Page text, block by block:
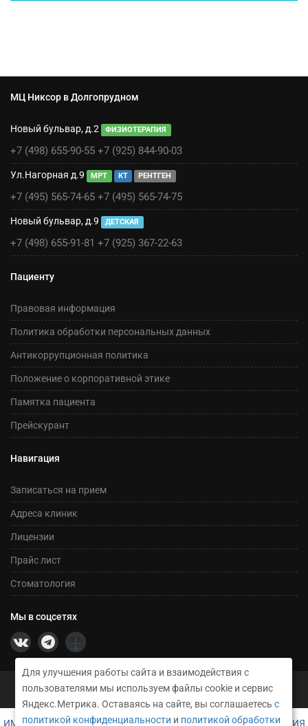
Для улучшения работы сайта и взаимодействия с
пользователями мы используем файлы cookie и сервис
Яндекс.Метрика. Оставаясь на сайте, вы соглашаетесьс
политикой конфиденциальности и политикой обработки
МЦ Никсор в Долгопрудном
Новый бульвар, д.2 ФИЗИОТЕРАПИЯ
+7 (498) 655-90-55 +7 (925) 844-90-03
Ул.Нагорная д.9 МРТ КТ РЕНТГЕН
+7 (495) 565-74-65 +7 (495) 565-74-75
Новый бульвар, д.9 ДЕТСКАЯ
+7 (498) 655-91-81 +7 (925) 367-22-63
Пациенту
Правовая информация
Политика обработки персональных данных
Антикоррупционная политика
Положение о корпоративной этике
Памятка пациента
Прейскурант
Навигация
Записаться на прием
Адреса клиник
Лицензии
Прайс лист
Стоматология
Мы в соцсетях
©2026 Сеть медицинских центров Никсор
Техническое сопровождение и создание сайта RusGrup
ИМЕЮТСЯ ПРОТИВОПОКАЗАНИЯ. НЕОБХОДИМА КОНСУЛЬТАЦИЯ